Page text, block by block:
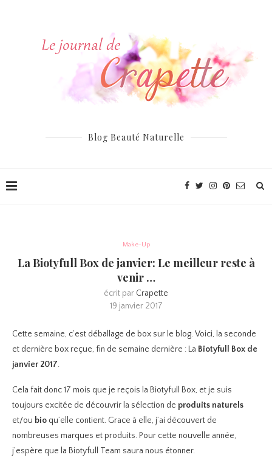
Blog Beauté Naturelle
Make-Up
La Biotyfull Box de janvier: Le meilleur reste à
venir …
écrit par Crapette
19 janvier 2017
Cette semaine, c’est déballage de box sur le blog. Voici, la seconde
et dernière box reçue, fin de semaine dernière : La Biotyfull Box de
janvier 2017.
Cela fait donc 17 mois que je reçois la Biotyfull Box, et je suis
toujours excitée de découvrir la sélection de produits naturels
et/ou bio qu’elle contient. Grace à elle, j’ai découvert de
nombreuses marques et produits. Pour cette nouvelle année,
j’espère que la Biotyfull Team saura nous étonner.